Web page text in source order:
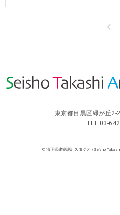
東京都目黒区緑が丘
TEL 03-
© 清正崇建築設計スタジオ / Seisho